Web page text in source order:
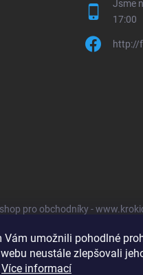
Vám umožnili pohodlné
neustále zlepšovali
Více informací
Jsme
17:00
http://
pro obchodníky -